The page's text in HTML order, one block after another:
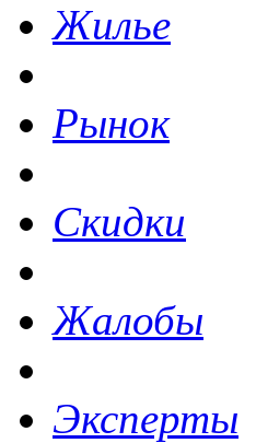
Жилье
Рынок
Скидки
Жалобы
Эксперты